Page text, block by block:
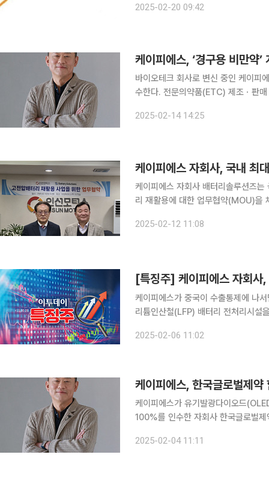
2000억 원에 해당하는 주당 1만
2025-02-20 09:42
케이피에스, ‘경구용 비만약
바이오테크 회사로 변신 중인 케이피
수한다. 전문의약품(ETC) 제조ㆍ판
피에스는 케이비바이오메드의 주식
2025-02-14 14:25
케이피에스 자회사, 국내 최
케이피에스 자회사 배터리솔루션즈
리 재활용에 대한 업무협약(MOU)을 체결했다고 12일 밝
하나씩 늘려가면서 시장 선점에 유리
2025-02-12 11:08
케이피에스가 중국이 수출통제에 나
리튬인산철(LFP) 배터리 전처리시설
2025-02-06 11:02
케이피에스, 한국글로벌제
케이피에스가 유기발광다이오드
100%를 인수한 자회사 한국글로벌제약의 흡수합병을
2025-02-04 11:11